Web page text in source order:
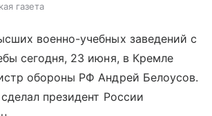
газета
военно-учебных заведений с
сегодня, 23 июня, в Кремле
обороны РФ Андрей Белоусов.
президент России